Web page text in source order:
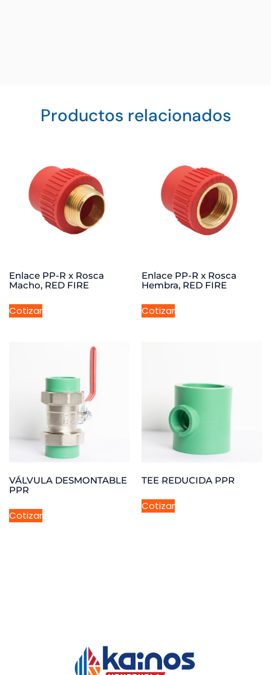
Productos relacionados
Enlace PP-R x Rosca
Macho, RED FIRE
Cotizar
Enlace PP-R x Rosca
Hembra, RED FIRE
Cotizar
VÁLVULA DESMONTABLE
PPR
Cotizar
TEE REDUCIDA PPR
Cotizar